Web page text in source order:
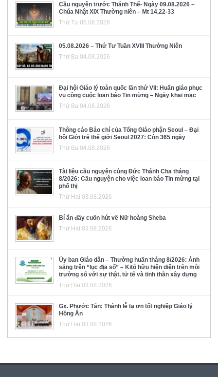
Cầu nguyện trước Thánh Thể- Ngày 09.08.2026 –
Chúa Nhật XIX Thường niên – Mt 14,22-33
Thứ Tư 05.08.2026
05.08.2026 – Thứ Tư Tuần XVIII Thường Niên
Thứ Ba 04.08.2026
Đại hội Giáo lý toàn quốc lần thứ VII: Huấn giáo phục
vụ công cuộc loan báo Tin mừng – Ngày khai mạc
Thứ Ba 04.08.2026
Thông cáo Báo chí của Tổng Giáo phận Seoul – Đại
hội Giới trẻ thế giới Seoul 2027: Còn 365 ngày
Thứ Ba 04.08.2026
Tài liệu cầu nguyện cùng Đức Thánh Cha tháng
8/2026: Cầu nguyện cho việc loan báo Tin mừng tại
phố thị
Thứ Hai 03.08.2026
Bí ẩn đầy cuốn hút về Nữ hoàng Sheba
Thứ Hai 03.08.2026
Ủy ban Giáo dân – Thường huấn tháng 8/2026: Ánh
sáng trên “lục địa số” – Kitô hữu hiện diện trên môi
trường số với sự thật, tử tế và tinh thần xây dựng
Thứ Hai 03.08.2026
Gx. Phước Tân: Thánh lễ tạ ơn tốt nghiệp Giáo lý
Hồng Ân
Thứ Hai 03.08.2026